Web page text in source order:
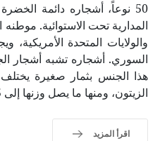
50 نوعاً، أشجاره دائمة
المدارية تحت الاستوائية. موطنه
والولايات المتحدة
هذا الجنس بثمار صغيرة
الزيتون، ومنها ما يصل وزنها إلى 1.5 كيلو غرام.
اقرأ المزيد